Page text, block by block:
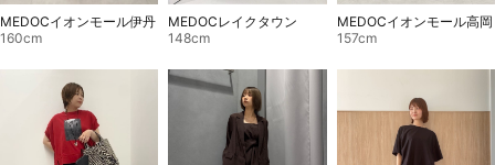
MEDOCイオンモール伊丹
160cm
MEDOCレイクタウン
148cm
MEDOCイオンモール高岡
157cm